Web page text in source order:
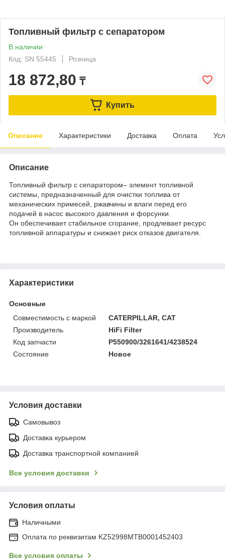
Топливный фильтр с сепаратором
В наличии
Код: SN 55445
Розница
18 872,80 ₸
Купить
Описание Характеристики Доставка Оплата
Описание
Топливный фильтр с сепаратором– элемент топливной
системы, предназначенный для очистки топлива от
механических примесей, ржавчины и влаги перед его
подачей в насос высокого давления и форсунки.
Он обеспечивает стабильное сгорание, продлевает ресурс
топливной аппаратуры и снижает риск отказов двигателя.
Характеристики
Основные
Совместимость с маркой
CATERPILLAR, CAT
Производитель
HiFi Filter
Код запчасти
P550900/3261641/4238524
Состояние
Новое
Условия доставки
Самовывоз
Доставка курьером
Доставка транспортной компанией
Все условия доставки
Условия оплаты
Наличными
Оплата по реквизитам KZ52998MTB0001452403
Все условия оплаты